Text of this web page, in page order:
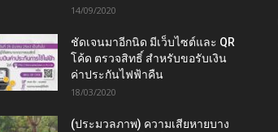
14/09/2020
ชัดเจนมาอีกนิด มีเว็บไซต์และ QR
โค้ด ตรวจสิทธิ์ สำหรับขอรับเงิน
ค่าประกันไฟฟ้าคืน
18/03/2020
(ประมวลภาพ) ความเสียหายบาง